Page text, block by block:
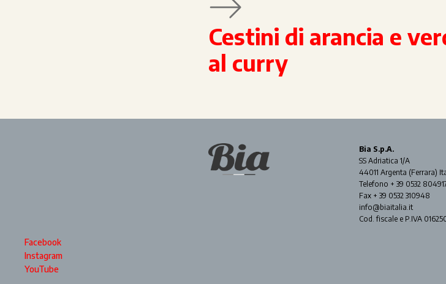
Facebook
Instagram
YouTube
Cestini di arancia e
al curry
Bia S.p.A.
SS Adriatica 1/A
44011 Argenta (Ferrara)
Telefono + 39 0532
Fax + 39 0532 310948
info@biaitalia.it
Cod. fiscale e P.IVA